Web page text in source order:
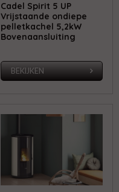
Cadel Spirit 5 UP
Vrijstaande ondiepe
pelletkachel 5,2kW
Bovenaansluiting
BEKIJKEN